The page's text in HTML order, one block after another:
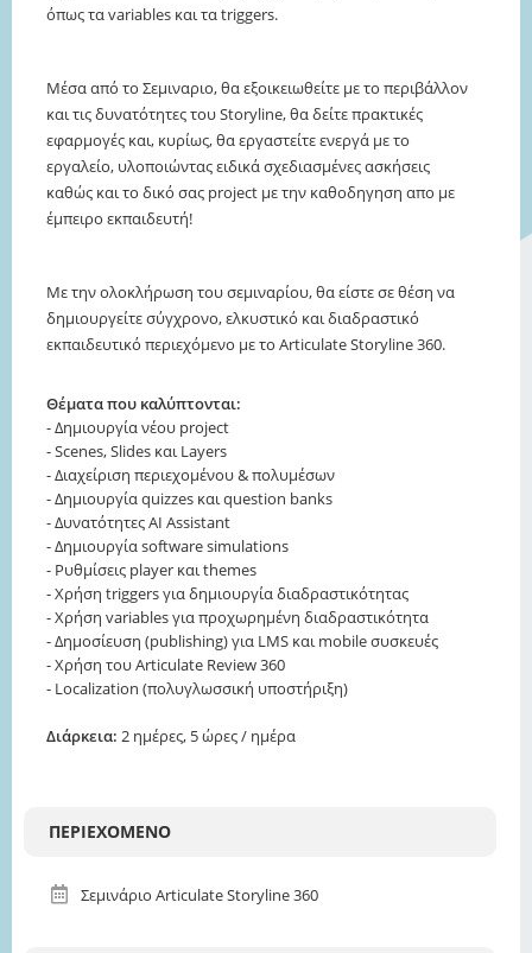
όπως τα variables και τα triggers.
Μέσα από το Σεμιναριο, θα εξοικειωθείτε με το περιβάλλον
και τις δυνατότητες του Storyline, θα δείτε πρακτικές
εφαρμογές και, κυρίως, θα εργαστείτε ενεργά με το
εργαλείο, υλοποιώντας ειδικά σχεδιασμένες ασκήσεις
καθώς και το δικό σας project με την καθοδηγηση απο με
έμπειρο εκπαιδευτή!
Με την ολοκλήρωση του σεμιναρίου, θα είστε σε θέση να
δημιουργείτε σύγχρονο, ελκυστικό και διαδραστικό
εκπαιδευτικό περιεχόμενο με το Articulate Storyline 360.
Θέματα που καλύπτονται:
- Δημιουργία νέου project
- Scenes, Slides και Layers
- Διαχείριση περιεχομένου & πολυμέσων
- Δημιουργία quizzes και question banks
- Δυνατότητες AI Assistant
- Δημιουργία software simulations
- Ρυθμίσεις player και themes
- Χρήση triggers για δημιουργία διαδραστικότητας
- Χρήση variables για προχωρημένη διαδραστικότητα
- Δημοσίευση (publishing) για LMS και mobile συσκευές
- Χρήση του Articulate Review 360
- Localization (πολυγλωσσική υποστήριξη)
Διάρκεια: 2 ημέρες, 5 ώρες / ημέρα
ΠΕΡΙΕΧΌΜΕΝΟ
Σεμινάριο Articulate Storyline 360